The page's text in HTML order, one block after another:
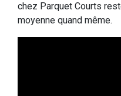
chez Parquet Courts
moyenne quand même.